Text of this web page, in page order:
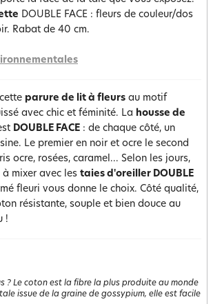
DOUBLE FACE : fleurs de couleur/dos
Rabat de 40 cm.
parure de lit à fleurs au motif
avec chic et féminité. La housse de
DOUBLE FACE : de chaque côté, un
Le premier en noir et ocre le second
ocre, rosées, caramel... Selon les jours,
à mixer avec les taies d'oreiller DOUBLE
fleuri vous donne le choix. Côté qualité,
résistante, souple et bien douce au
!
? Le coton est la fibre la plus produite au monde
issue de la graine de gossypium, elle est facile